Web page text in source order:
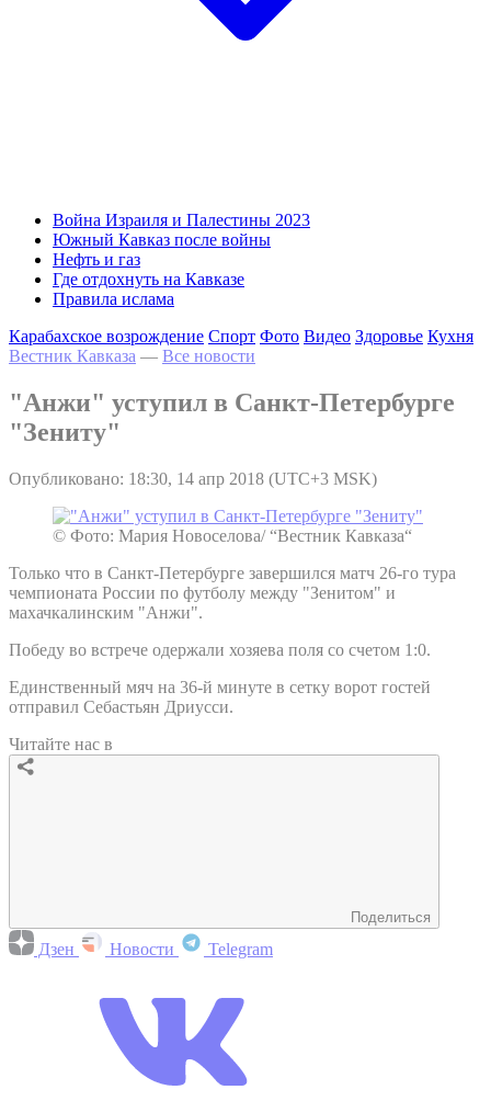
Война Израиля и Палестины 2023
Южный Кавказ после войны
Нефть и газ
Где отдохнуть на Кавказе
Правила ислама
Карабахское возрождение Спорт Фото Видео Здоровье Кухня
Вестник Кавказа — Все новости
"Анжи" уступил в Санкт-Петербурге
"Зениту"
Опубликовано: 18:30, 14 апр 2018 (UTC+3 MSK)
© Фото: Мария Новоселова/ “Вестник Кавказа“
Только что в Санкт-Петербурге завершился матч 26-го тура
чемпионата России по футболу между "Зенитом" и
махачкалинским "Анжи".
Победу во встрече одержали хозяева поля со счетом 1:0.
Единственный мяч на 36-й минуте в сетку ворот гостей
отправил Себастьян Дриусси.
Читайте нас в
Поделиться
Дзен Новости Telegram